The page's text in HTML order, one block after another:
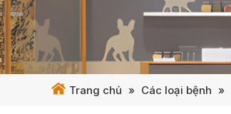
Trang chủ » Các loại bệnh »